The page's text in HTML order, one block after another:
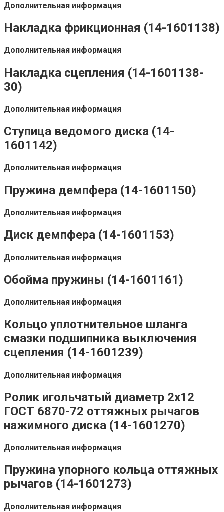
Дополнительная информация
Накладка фрикционная (14-1601138)
Дополнительная информация
Накладка сцепления (14-1601138-
30)
Дополнительная информация
Ступица ведомого диска (14-
1601142)
Дополнительная информация
Пружина демпфера (14-1601150)
Дополнительная информация
Диск демпфера (14-1601153)
Дополнительная информация
Обойма пружины (14-1601161)
Дополнительная информация
Кольцо уплотнительное шланга
смазки подшипника выключения
сцепления (14-1601239)
Дополнительная информация
Ролик игольчатый диаметр 2х12
ГОСТ 6870-72 оттяжных рычагов
нажимного диска (14-1601270)
Дополнительная информация
Пружина упорного кольца оттяжных
рычагов (14-1601273)
Дополнительная информация